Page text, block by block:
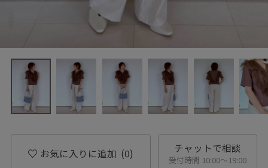
お気に入りに追加 (0) チャットで相談
受付時間 10:00〜19:00